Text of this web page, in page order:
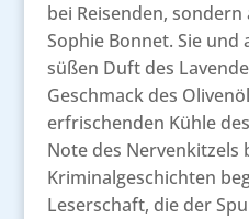
bei Reisenden,
Sophie Bonnet. Sie und
süßen Duft des
Geschmack des
erfrischenden Kühle
Note des Nervenkitzels
Kriminalgeschichten
Leserschaft, die der